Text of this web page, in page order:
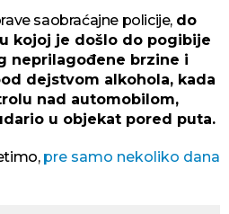
saobraćajne policije, do
u kojoj je došlo do pogibije
neprilagođene brzine i
dejstvom alkohola, kada
nad automobilom,
u objekat pored puta.
pre samo nekoliko dana